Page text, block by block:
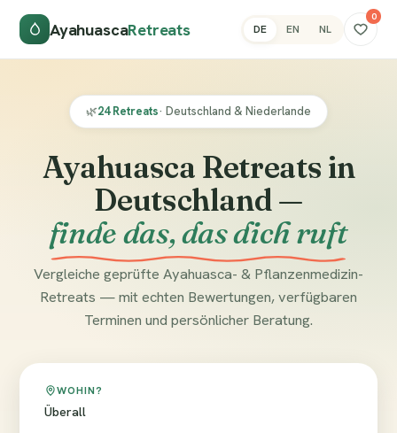
AyahuascaRetreats DE EN NL
0
🌿24 Retreats· Deutschland & Niederlande
Ayahuasca Retreats in
Deutschland —
finde das, das dich ruft
Vergleiche geprüfte Ayahuasca- & Pflanzenmedizin-
Retreats — mit echten Bewertungen, verfügbaren
Terminen und persönlicher Beratung.
WOHIN?
Überall